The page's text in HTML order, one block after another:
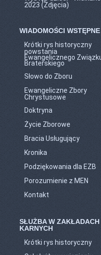
2023 (Zdjęcia)
WIADOMOŚCI WSTĘPNE
Krótki rys historyczny
powstania
Ewangelicznego
Braterskiego
Słowo do Zboru
Ewangeliczne Zbory
Chrystusowe
Doktryna
Życie Zborowe
Bracia Usługujący
Kronika
Podziękowania dla EZB
Porozumienie z MEN
Kontakt
SŁUŻBA W ZAKŁADACH
KARNYCH
Krótki rys historyczny